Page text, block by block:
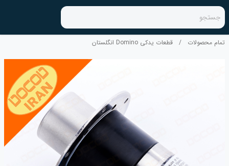
جستجو
تمام محصولات / قطعات یدکی Domino انگلستان